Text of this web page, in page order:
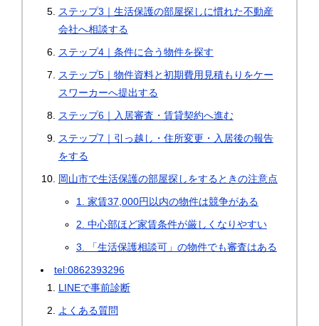
ステップ3｜生活保護の部屋探しに慣れた不動産
会社へ相談する
ステップ4｜条件に合う物件を探す
ステップ5｜物件資料と初期費用見積もりをケー
スワーカーへ提出する
ステップ6｜入居審査・賃貸契約へ進む
ステップ7｜引っ越し・住所変更・入居後の報告
をする
岡山市で生活保護の部屋探しをするときの注意点
1. 家賃37,000円以内の物件は競争がある
2. 中心部ほど家賃条件が厳しくなりやすい
3. 「生活保護相談可」の物件でも審査はある
tel:0862393296
LINEで事前診断
よくある質問